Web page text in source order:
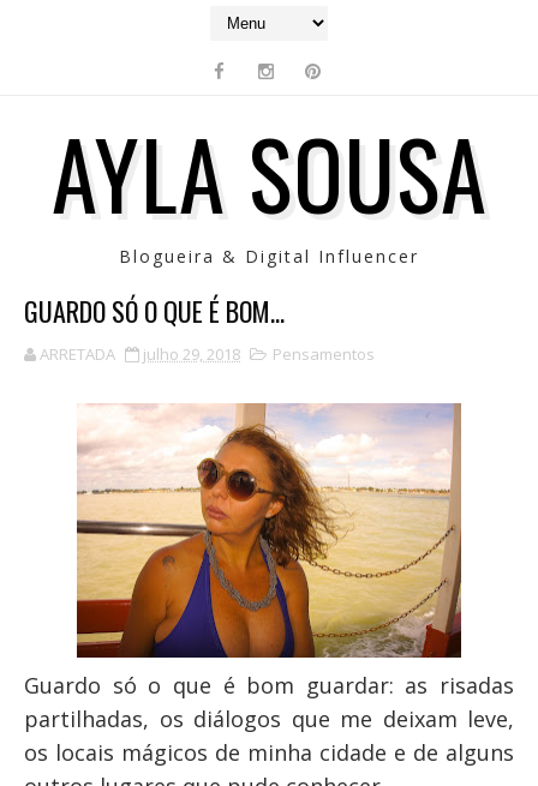
AYLA SOUSA
Blogueira & Digital Influencer
GUARDO SÓ O QUE É BOM...
ARRETADA julho 29, 2018 Pensamentos
Guardo só o que é bom guardar: as risadas
partilhadas, os diálogos que me deixam leve,
os locais mágicos de minha cidade e de alguns